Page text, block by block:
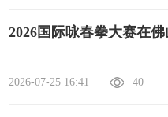
2026国际咏春拳大赛在
2026-07-25 16:41 40